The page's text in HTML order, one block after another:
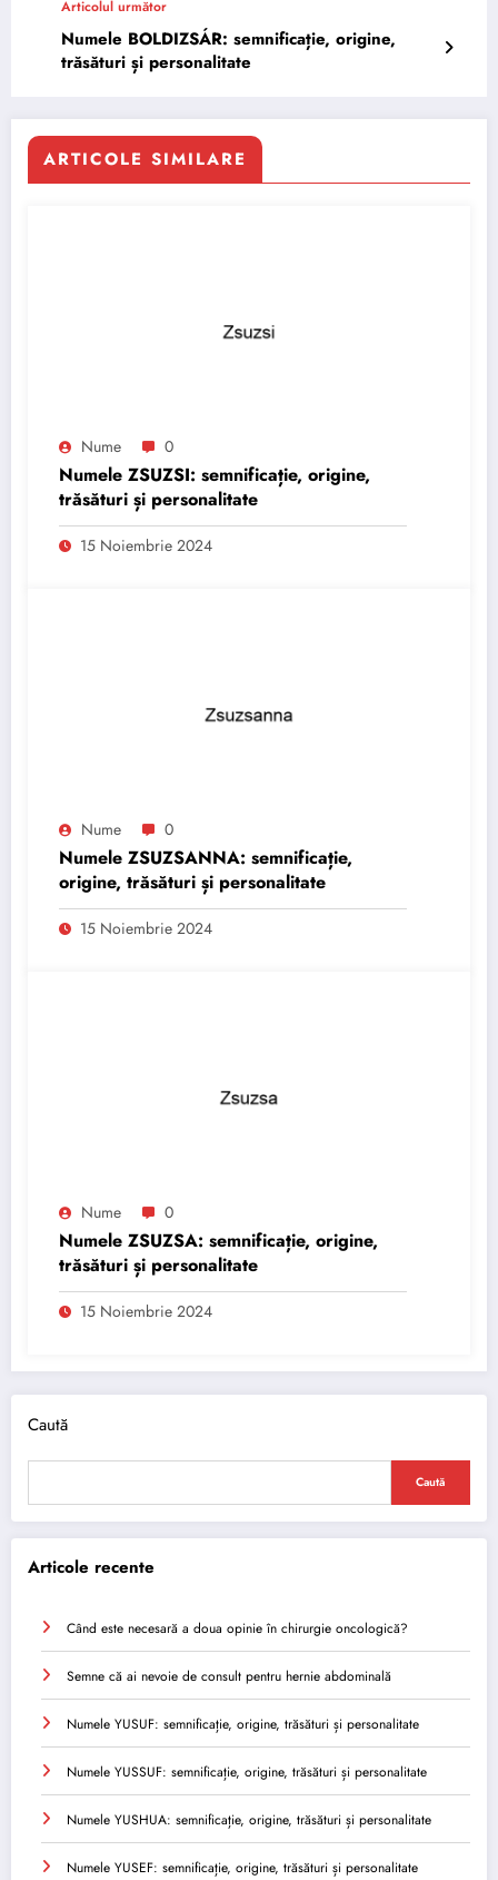
Articolul următor
Numele BOLDIZSÁR: semnificație, origine,
trăsături și personalitate
ARTICOLE SIMILARE
Nume 0
Numele ZSUZSI: semnificație, origine,
trăsături și personalitate
15 Noiembrie 2024
Nume 0
Numele ZSUZSANNA: semnificație,
origine, trăsături și personalitate
15 Noiembrie 2024
Nume 0
Numele ZSUZSA: semnificație, origine,
trăsături și personalitate
15 Noiembrie 2024
Caută
Caută
Articole recente
Când este necesară a doua opinie în chirurgie oncologică?
Semne că ai nevoie de consult pentru hernie abdominală
Numele YUSUF: semnificație, origine, trăsături și personalitate
Numele YUSSUF: semnificație, origine, trăsături și personalitate
Numele YUSHUA: semnificație, origine, trăsături și personalitate
Numele YUSEF: semnificație, origine, trăsături și personalitate